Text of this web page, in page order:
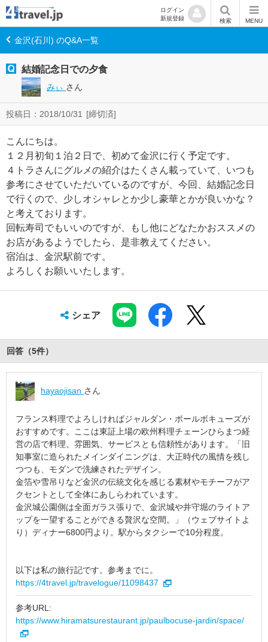
ログイン
新規登録
検索 MENU
金沢(石川) のQ&A一覧
結婚記念日での夕食
みぃ さん
投稿日：2018/10/31 [締切済]
こんにちは。
１２月初旬１泊２日で、初めて金沢に行く予定です。
４トラさんにグルメの紹介はたくさん載っていて、いつも
参考にさせていただいているのですが、今回、結婚記念日
で行くので、少しオシャレとか少し豪華とかが良いかな？
と考えております。
回転寿司でもいいのですが、もし他にどなたかおススメの
お店があるようでしたら、是非教えてください。
宿泊は、金沢駅前です。
よろしくお願いいたします。
シェア
回答（5件）
hayaojisan さん
フランス料理でよろしければジャルダン・ポールボキューズが
おすすめです。ここは東証上場の欧州料理チェーンひらまつ経
営の店で料理、雰囲気、サービスとも信頼性があります。「旧
知事室に造られたメインダイニングは、大正時代の風情を残し
つつも、モダンで洗練されたデザイン。
金箔や雪吊りなど金沢の伝統文化を感じる素材やモチーフがア
クセントとして全体にあしらわれています。
金沢城公園側は全面ガラス張りで、金沢城や井守堀のライトア
ップを一望することができる贅沢な空間。」（ウェブサイトよ
り）ディナー6800円より。駅からタクシーで10分程度。
以下は私の旅行記です。参考までに。
https://4travel.jp/travelogue/11098437
参考URL:
https://www.hiramatsurestaurant.jp/paulbocuse-jardin/space/